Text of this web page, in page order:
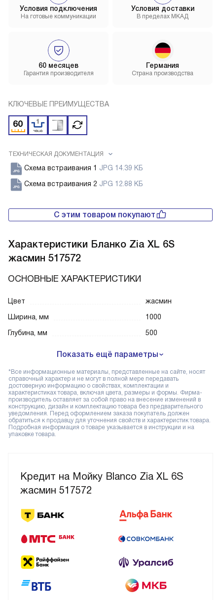
Условия доставки
В пределах МКАД
60 месяцев
Гарантия производителя
Условия подключения
На готовые коммуникации
Германия
Страна производства
КЛЮЧЕВЫЕ ПРЕИМУЩЕСТВА
ТЕХНИЧЕСКАЯ ДОКУМЕНТАЦИЯ
Схема встраивания 1 JPG 14.39 КБ
Схема встраивания 2 JPG 12.88 КБ
Кредит на Мойку Blanco Zia XL 6S
жасмин 517572
С этим товаром покупают
Характеристики Бланко Zia XL 6S
жасмин 517572
ОСНОВНЫЕ ХАРАКТЕРИСТИКИ
Цвет
жасмин
Ширина, мм
1000
Глубина, мм
500
Показать ещё параметры
*Все информационные материалы, представленные на сайте, носят
справочный характер и не могут в полной мере передавать
достоверную информацию о свойствах, комплектации и
характеристиках товара, включая цвета, размеры и формы. Фирма-
производитель оставляет за собой право на внесение изменений в
конструкцию, дизайн и комплектацию товара без предварительного
уведомления. Перед оформлением заказа покупатель должен
обратиться к продавцу для уточнения свойств и характеристик товара.
Подробная информация о товаре указывается в инструкции и на
упаковке товара.